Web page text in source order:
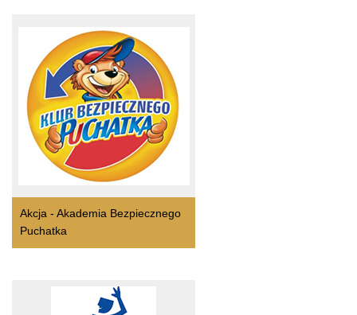
Akcja - Akademia Bezpiecznego
Puchatka